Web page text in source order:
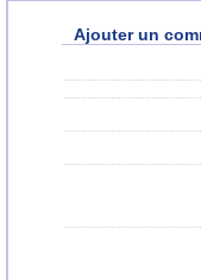
Ajouter un